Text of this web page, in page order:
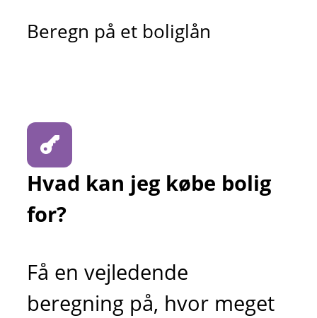
Beregn på et boliglån
Hvad kan jeg købe bolig
for?
Få en vejledende
beregning på, hvor meget